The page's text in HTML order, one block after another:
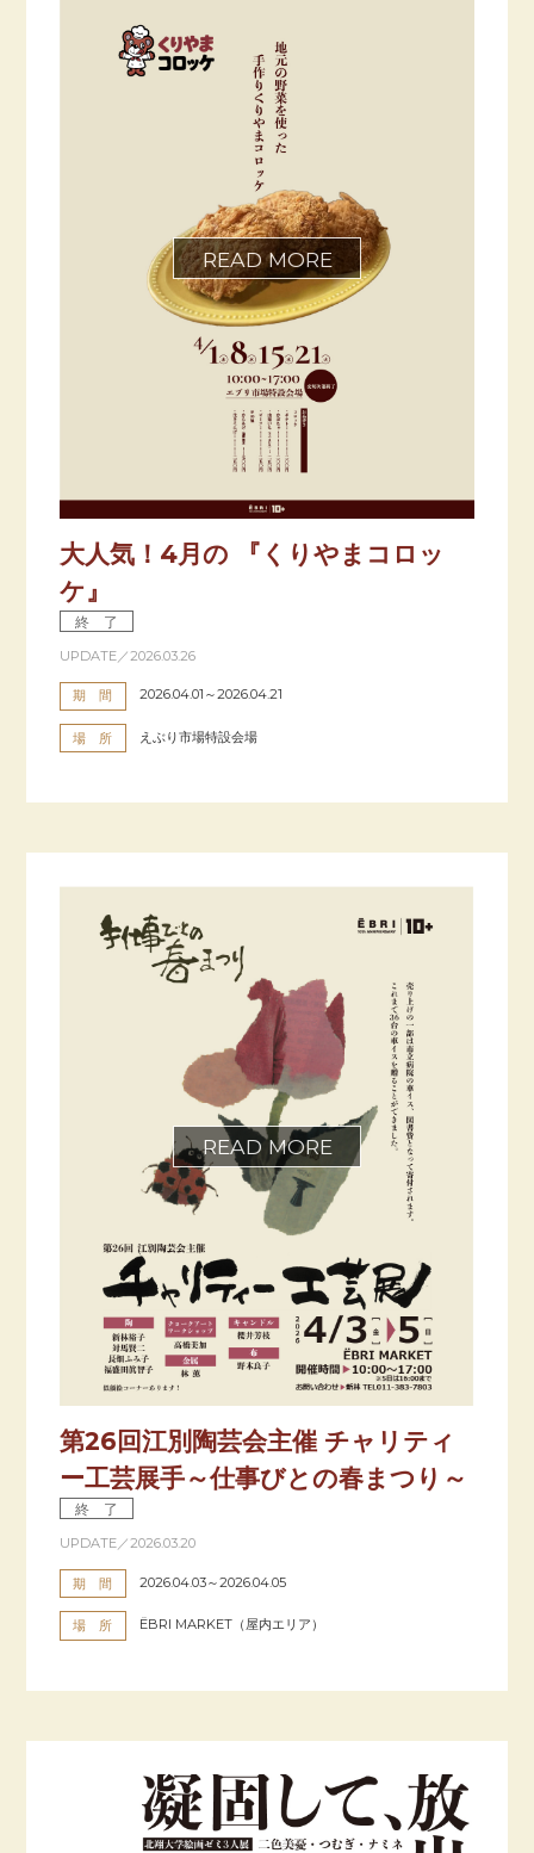
大人気！4月の 『くりやまコロッ
ケ』
終 了
UPDATE／2026.03.26
期 間 2026.04.01～2026.04.21
場 所 えぶり市場特設会場
第26回江別陶芸会主催 チャリティ
ー工芸展手～仕事びとの春まつり～
終 了
UPDATE／2026.03.20
期 間 2026.04.03～2026.04.05
場 所 ËBRI MARKET（屋内エリア）